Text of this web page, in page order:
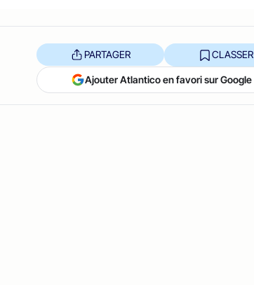
PARTAGER CLASSER
Ajouter Atlantico en favori sur Google